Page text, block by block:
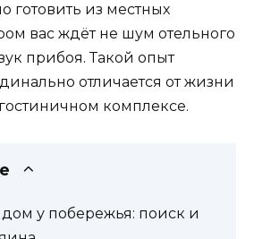
готовить из местных
вас ждёт не шум отельного
прибоя. Такой опыт
отличается от жизни
комплексе.
дом у побережья: поиск и